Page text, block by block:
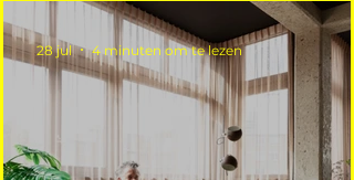
28 jul 4 minuten om te lezen